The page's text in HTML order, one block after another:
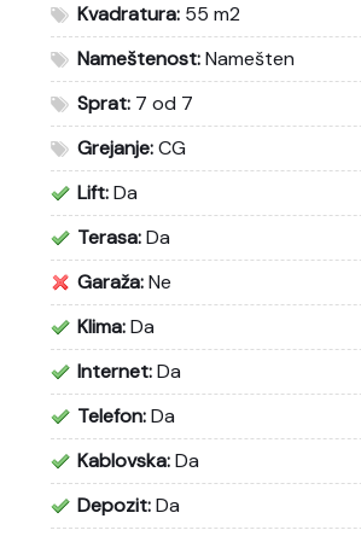
Kvadratura: 55 m2
Nameštenost:Namešten
Sprat: 7 od 7
Grejanje:CG
Lift:Da
Terasa:Da
Garaža:Ne
Klima:Da
Internet:Da
Telefon:Da
Kablovska:Da
Depozit:Da